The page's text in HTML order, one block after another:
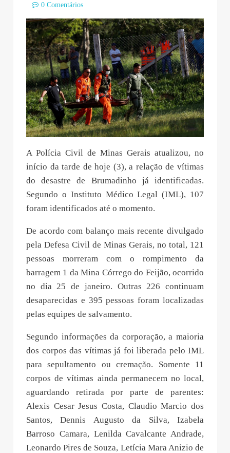
0 Comentários
A Polícia Civil de Minas Gerais atualizou, no
início da tarde de hoje (3), a relação de vítimas
do desastre de Brumadinho já identificadas.
Segundo o Instituto Médico Legal (IML), 107
foram identificados até o momento.
De acordo com balanço mais recente divulgado
pela Defesa Civil de Minas Gerais, no total, 121
pessoas morreram com o rompimento da
barragem 1 da Mina Córrego do Feijão, ocorrido
no dia 25 de janeiro. Outras 226 continuam
desaparecidas e 395 pessoas foram localizadas
pelas equipes de salvamento.
Segundo informações da corporação, a maioria
dos corpos das vítimas já foi liberada pelo IML
para sepultamento ou cremação. Somente 11
corpos de vítimas ainda permanecem no local,
aguardando retirada por parte de parentes:
Alexis Cesar Jesus Costa, Claudio Marcio dos
Santos, Dennis Augusto da Silva, Izabela
Barroso Camara, Lenilda Cavalcante Andrade,
Leonardo Pires de Souza, Letícia Mara Anizio de